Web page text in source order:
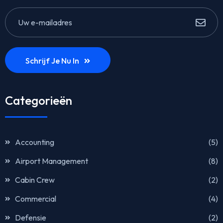
Schrijf Je Nu In
Categorieën
Accounting
(5)
Airport Management
(8)
Cabin Crew
(2)
Commercial
(4)
Defensie
(2)